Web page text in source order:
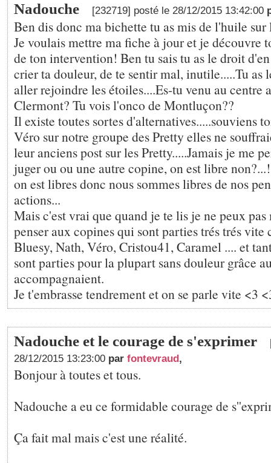
Nadouche [232719] posté le 28/12/2015 13:42:00
Ben dis donc ma bichette tu as mis de l'huile sur
Je voulais mettre ma fiche à jour et je découvre
de ton intervention! Ben tu sais tu as le droit
crier ta douleur, de te sentir mal, inutile.....Tu as
aller rejoindre les étoiles....Es-tu venu au centre
Clermont? Tu vois l'onco de Montluçon??
Il existe toutes sortes d'alternatives.....souviens
Véro sur notre groupe des Pretty elles ne
leur anciens post sur les Pretty.....Jamais je me
juger ou ou une autre copine, on est libre
on est libres donc nous sommes libres de nos
actions...
Mais c'est vrai que quand je te lis je ne peux pas
penser aux copines qui sont parties trés trés vite
Bluesy, Nath, Véro, Cristou41, Caramel .... et
sont parties pour la plupart sans douleur grâce
accompagnaient.
Je t'embrasse tendrement et on se parle vite <3
Nadouche et le courage de s'exprimer
28/12/2015 13:23:00 par fontevraud,
Bonjour à toutes et tous.
Nadouche a eu ce formidable courage de
Ça fait mal mais c'est une réalité.